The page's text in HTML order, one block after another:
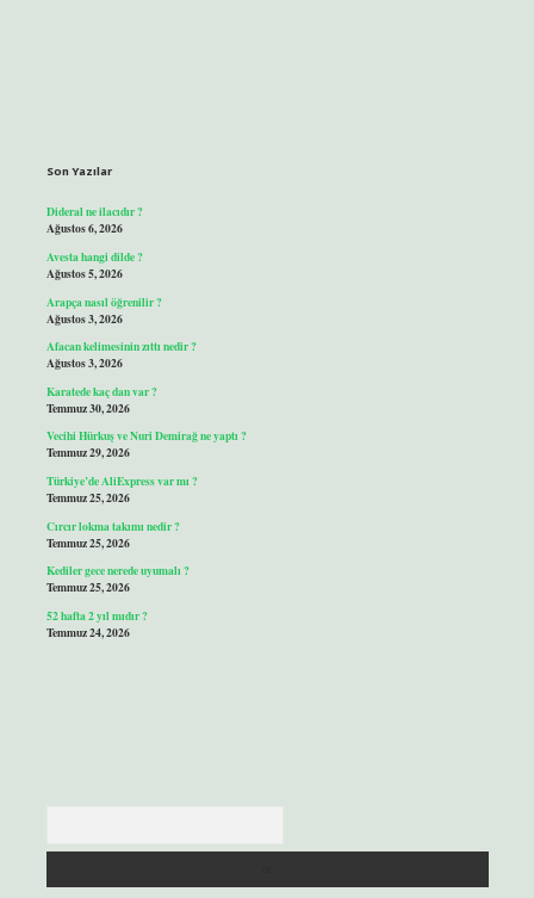
Son Yazılar
Dideral ne ilacıdır ?
Ağustos 6, 2026
Avesta hangi dilde ?
Ağustos 5, 2026
Arapça nasıl öğrenilir ?
Ağustos 3, 2026
Afacan kelimesinin zıttı nedir ?
Ağustos 3, 2026
Karatede kaç dan var ?
Temmuz 30, 2026
Vecihi Hürkuş ve Nuri Demirağ ne yaptı ?
Temmuz 29, 2026
Türkiye’de AliExpress var mı ?
Temmuz 25, 2026
Cırcır lokma takımı nedir ?
Temmuz 25, 2026
Kediler gece nerede uyumalı ?
Temmuz 25, 2026
52 hafta 2 yıl mıdır ?
Temmuz 24, 2026